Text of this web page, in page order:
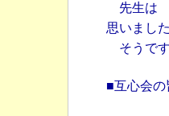
先生は
思いまし
そうで
■互心会